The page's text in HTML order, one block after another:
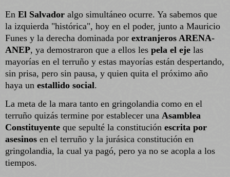
En El Salvador algo simultáneo ocurre. Ya sabemos que
la izquierda "histórica", hoy en el poder, junto a Mauricio
Funes y la derecha dominada por extranjeros ARENA-
ANEP, ya demostraron que a ellos les pela el eje las
mayorías en el terruño y estas mayorías están despertando,
sin prisa, pero sin pausa, y quien quita el próximo año
haya un estallido social.
La meta de la mara tanto en gringolandia como en el
terruño quizás termine por establecer una Asamblea
Constituyente que sepulté la constitución escrita por
asesinos en el terruño y la jurásica constitución en
gringolandia, la cual ya pagó, pero ya no se acopla a los
tiempos.